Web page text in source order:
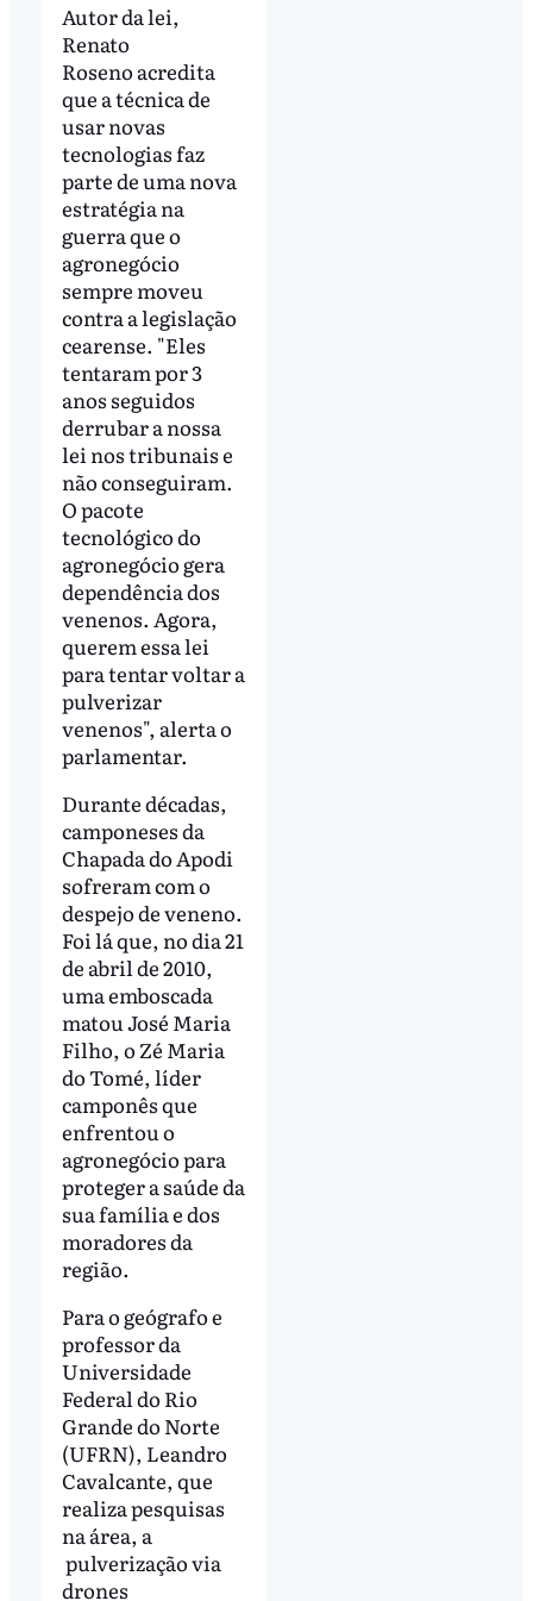
Autor da lei,
Renato
Roseno acredita
que a técnica de
usar novas
tecnologias faz
parte de uma nova
estratégia na
guerra que o
agronegócio
sempre moveu
contra a legislação
cearense. "Eles
tentaram por 3
anos seguidos
derrubar a nossa
lei nos tribunais e
não conseguiram.
O pacote
tecnológico do
agronegócio gera
dependência dos
venenos. Agora,
querem essa lei
para tentar voltar a
pulverizar
venenos", alerta o
parlamentar.
Durante décadas,
camponeses da
Chapada do Apodi
sofreram com o
despejo de veneno.
Foi lá que, no dia 21
de abril de 2010,
uma emboscada
matou José Maria
Filho, o Zé Maria
do Tomé, líder
camponês que
enfrentou o
agronegócio para
proteger a saúde da
sua família e dos
moradores da
região.
Para o geógrafo e
professor da
Universidade
Federal do Rio
Grande do Norte
(UFRN), Leandro
Cavalcante, que
realiza pesquisas
na área, a
pulverização via
drones